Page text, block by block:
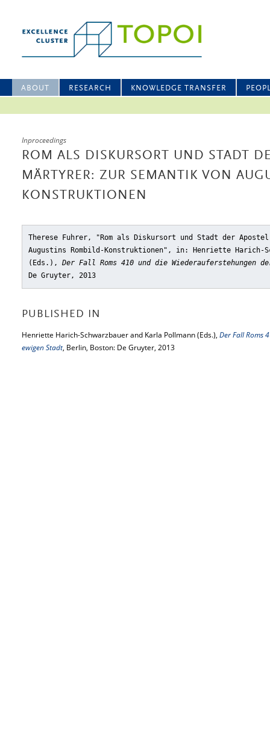
ABOUT RESEARCH KNOWLEDGE TRANSFER
Inproceedings
ROM ALS DISKURSORT UND STADT
MÄRTYRER: ZUR SEMANTIK VON
KONSTRUKTIONEN
Therese Fuhrer, "Rom als Diskursort und Stadt der
Augustins Rombild-Konstruktionen" , in: Henriette Harich-
(Eds.), Der Fall Roms 410 und die Wiederauferstehungen
De Gruyter, 2013
PUBLISHED IN
Henriette Harich-Schwarzbauer and Karla Pollmann (Eds.), Der Fall Roms
ewigen Stadt, Berlin, Boston: De Gruyter, 2013